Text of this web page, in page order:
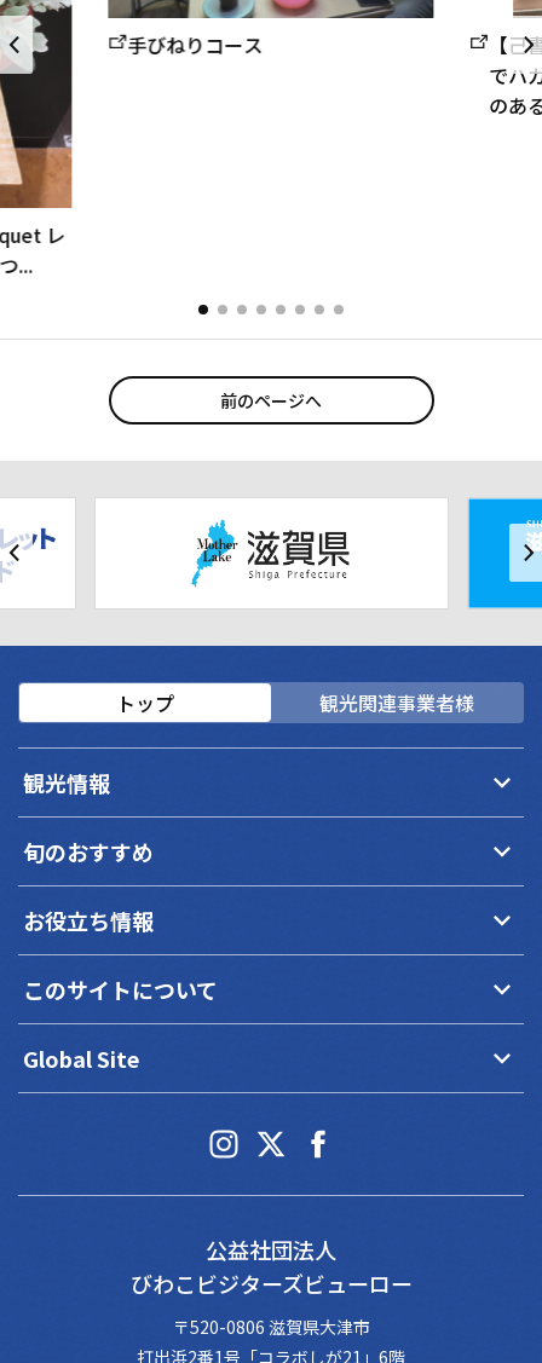
レ
...
手びねりコース
【
でハ
のあ
前のページへ
トップ 観光関連事業者様
観光情報 keyboard_arrow_down
旬のおすすめ keyboard_arrow_down
お役立ち情報 keyboard_arrow_down
このサイトについて keyboard_arrow_down
Global Site keyboard_arrow_down
公益社団法人
びわこビジターズビューロー
〒520-0806 滋賀県大津市
打出浜2番1号「コラボしが21」6階